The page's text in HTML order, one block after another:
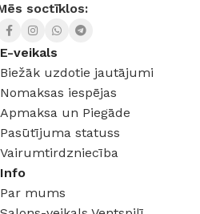
soctīklos:
E-veikals
Biežāk uzdotie jautājumi
Nomaksas iespējas
Apmaksa un Piegāde
Pasūtījuma statuss
Vairumtirdzniecība
Info
Par mums